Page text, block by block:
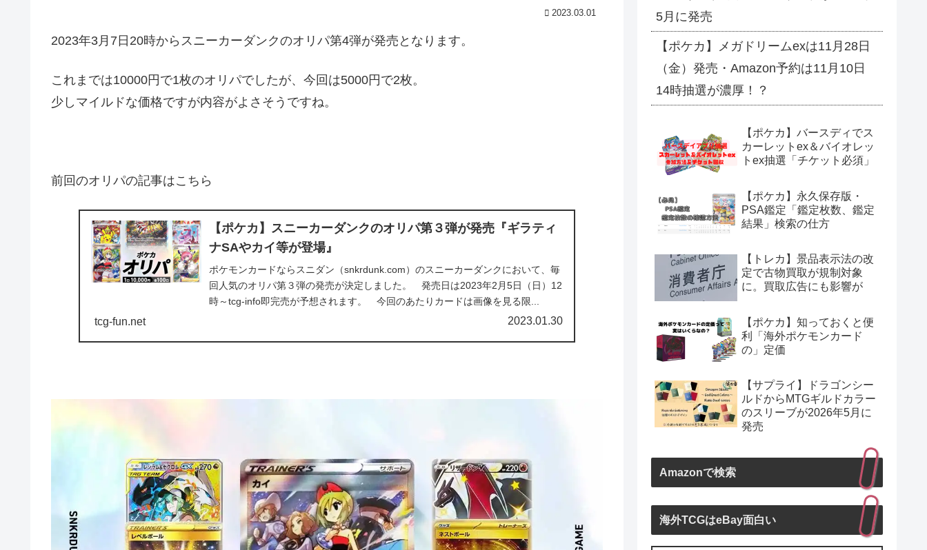
2023.03.01
2023年3月7日20時からスニーカーダンクのオリパ第4弾が発売となります。
これまでは10000円で1枚のオリパでしたが、今回は5000円で2枚。
少しマイルドな価格ですが内容がよさそうですね。
前回のオリパの記事はこちら
【ポケカ】スニーカーダンクのオリパ第３弾が発売『ギラティ
ナSAやカイ等が登場』
ポケモンカードならスニダン（snkrdunk.com）のスニーカーダンクにおいて、毎
回人気のオリパ第３弾の発売が決定しました。 発売日は2023年2月5日（日）12
時～tcg-info即完売が予想されます。 今回のあたりカードは画像を見る限...
tcg-fun.net 2023.01.30
5月に発売
【ポケカ】メガドリームexは11月28日
（金）発売・Amazon予約は11月10日
14時抽選が濃厚！？
【ポケカ】バースディでス
カーレットex＆バイオレッ
トex抽選「チケット必須」
【ポケカ】永久保存版・
PSA鑑定「鑑定枚数、鑑定
結果」検索の仕方
【トレカ】景品表示法の改
定で古物買取が規制対象
に。買取広告にも影響が
【ポケカ】知っておくと便
利「海外ポケモンカード
の」定価
【サプライ】ドラゴンシー
ルドからMTGギルドカラー
のスリーブが2026年5月に
発売
Amazonで検索
海外TCGはeBay面白い